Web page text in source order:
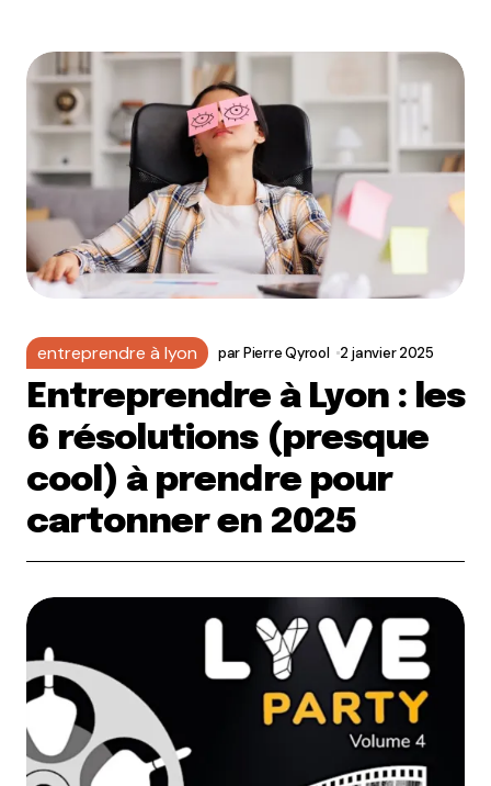
entreprendre à lyon parPierre Qyrool 2 janvier 2025
Entreprendre à Lyon : les
6 résolutions (presque
cool) à prendre pour
cartonner en 2025